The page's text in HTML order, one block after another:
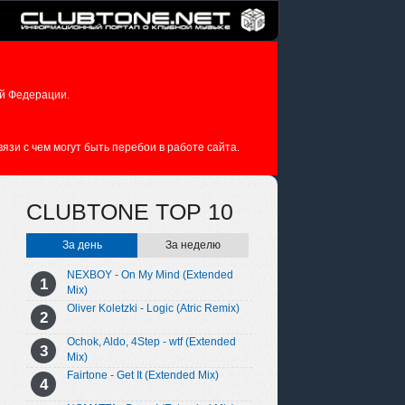
Федерации.
с чем могут быть перебои в работе сайта.
CLUBTONE TOP 10
За день За неделю
NEXBOY - On My Mind (Extended
Mix)
Oliver Koletzki - Logic (Atric Remix)
Ochok, Aldo, 4Step - wtf (Extended
Mix)
Fairtone - Get It (Extended Mix)